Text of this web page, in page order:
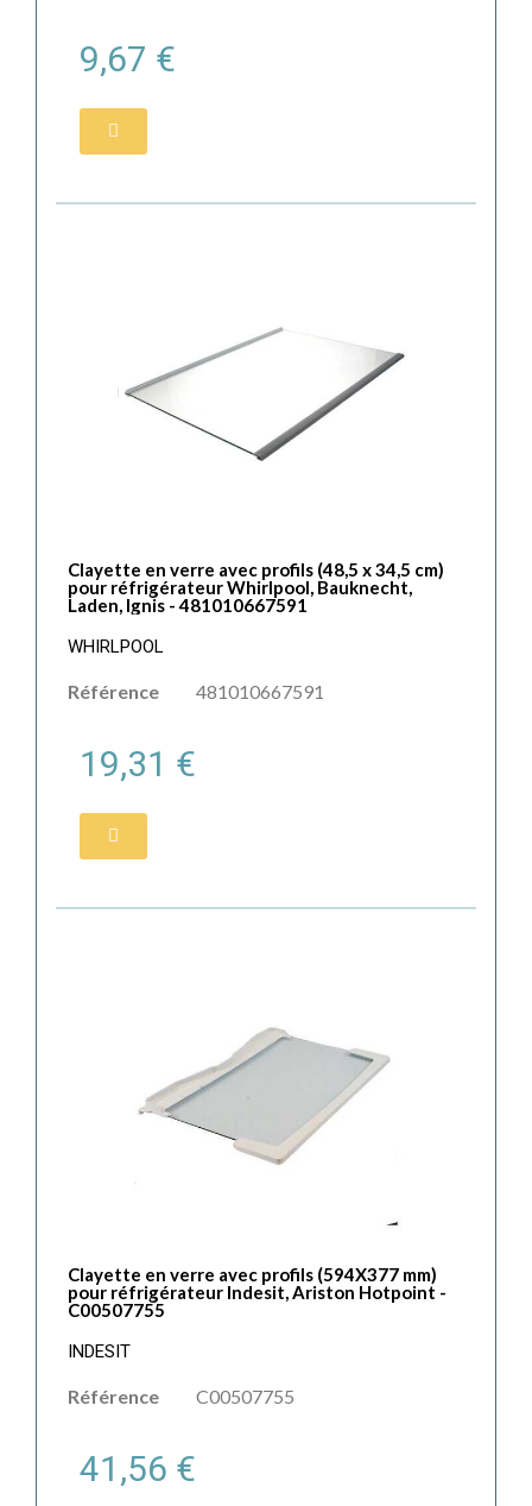
9,67 €
Clayette en verre avec profils (48,5 x 34,5 cm)
pour réfrigérateur Whirlpool, Bauknecht,
Laden, Ignis - 481010667591
WHIRLPOOL
Référence 481010667591
19,31 €
Clayette en verre avec profils (594X377 mm)
pour réfrigérateur Indesit, Ariston Hotpoint -
C00507755
INDESIT
Référence C00507755
41,56 €